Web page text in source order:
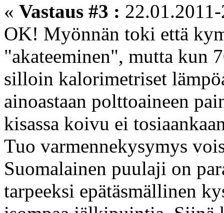
« Vastaus #3 :
OK! Myönnän toki että
"akateeminen", mutta kun
silloin kalorimetriset
ainoastaan polttoaineen
kisassa koivu ei
Tuo varmennekysymys
Suomalainen puulaji on
tarpeeksi epätäsmällinen